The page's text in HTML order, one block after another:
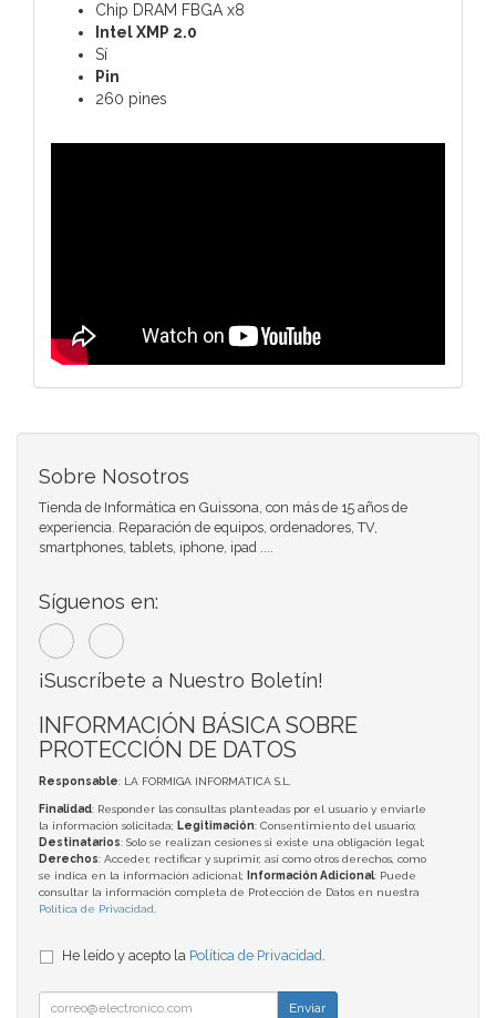
Chip DRAM FBGA x8
Intel XMP 2.0
Sí
Pin
260 pines
Sobre Nosotros
Tienda de Informática en Guissona, con más de 15 años de
experiencia. Reparación de equipos, ordenadores, TV,
smartphones, tablets, iphone, ipad ....
Síguenos en:
¡Suscríbete a Nuestro Boletín!
INFORMACIÓN BÁSICA SOBRE
PROTECCIÓN DE DATOS
Responsable: LA FORMIGA INFORMATICA S.L.
Finalidad: Responder las consultas planteadas por el usuario y enviarle
la información solicitada; Legitimación: Consentimiento del usuario;
Destinatarios: Solo se realizan cesiones si existe una obligación legal;
Derechos: Acceder, rectificar y suprimir, así como otros derechos, como
se indica en la información adicional;
Información Adicional: Puede
consultar la información completa de Protección de Datos en nuestra
Política de Privacidad
He leído y acepto la Política de Privacidad
Enviar